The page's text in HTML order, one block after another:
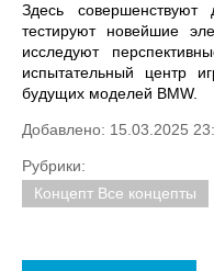
Здесь совершенствуют
тестируют новейшие
исследуют
испытательный центр
будущих моделей BMW.
Добавлено: 15.03.2025
Рубрики:
Концепт Все концепты